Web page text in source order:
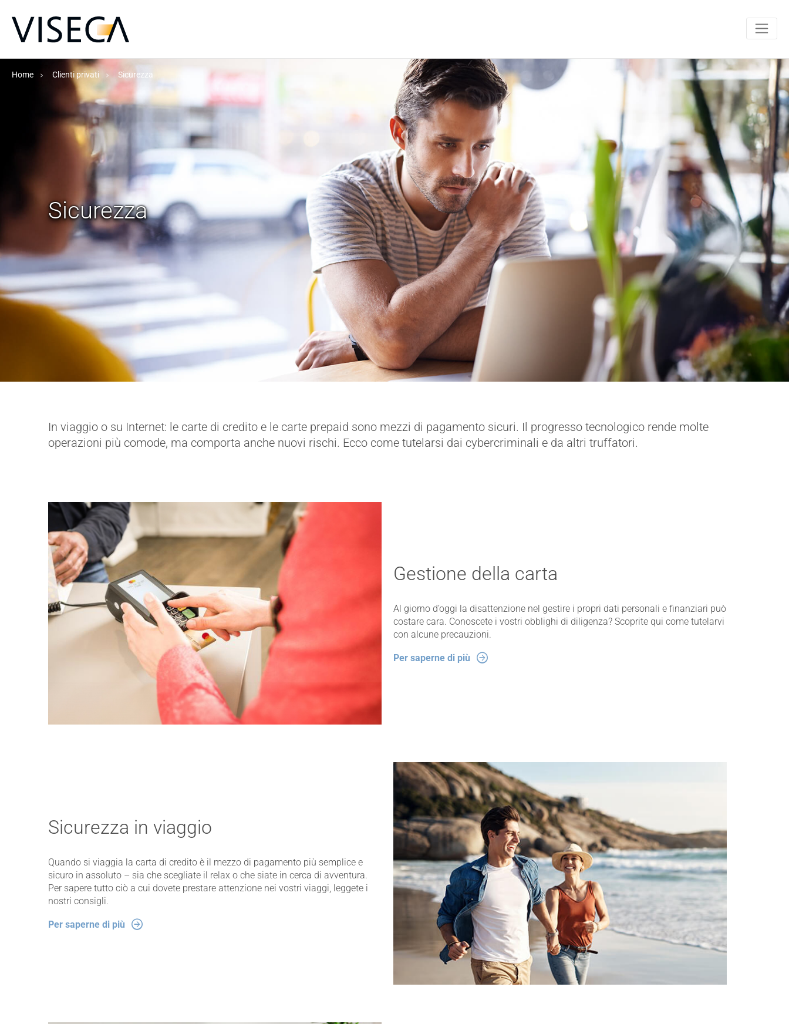
Home Clienti privati Sicurezza
Sicurezza
In viaggio o su Internet: le carte di credito e le carte prepaid sono mezzi di pagamento sicuri. Il progresso tecnologico rende molte
operazioni più comode, ma comporta anche nuovi rischi. Ecco come tutelarsi dai cybercriminali e da altri truffatori.
Gestione della carta
Al giorno d’oggi la disattenzione nel gestire i propri dati personali e finanziari può
costare cara. Conoscete i vostri obblighi di diligenza? Scoprite qui come tutelarvi
con alcune precauzioni.
Per saperne di più
Sicurezza in viaggio
Quando si viaggia la carta di credito è il mezzo di pagamento più semplice e
sicuro in assoluto – sia che scegliate il relax o che siate in cerca di avventura.
Per sapere tutto ciò a cui dovete prestare attenzione nei vostri viaggi, leggete i
nostri consigli.
Per saperne di più